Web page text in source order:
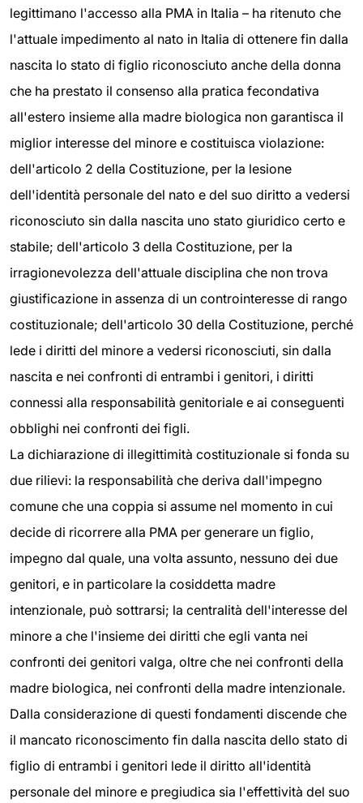
legittimano l'accesso alla PMA in Italia – ha ritenuto che
l'attuale impedimento al nato in Italia di ottenere fin dalla
nascita lo stato di figlio riconosciuto anche della donna
che ha prestato il consenso alla pratica fecondativa
all'estero insieme alla madre biologica non garantisca il
miglior interesse del minore e costituisca violazione:
dell'articolo 2 della Costituzione, per la lesione
dell'identità personale del nato e del suo diritto a vedersi
riconosciuto sin dalla nascita uno stato giuridico certo e
stabile; dell'articolo 3 della Costituzione, per la
irragionevolezza dell'attuale disciplina che non trova
giustificazione in assenza di un controinteresse di rango
costituzionale; dell'articolo 30 della Costituzione, perché
lede i diritti del minore a vedersi riconosciuti, sin dalla
nascita e nei confronti di entrambi i genitori, i diritti
connessi alla responsabilità genitoriale e ai conseguenti
obblighi nei confronti dei figli.
La dichiarazione di illegittimità costituzionale si fonda su
due rilievi: la responsabilità che deriva dall'impegno
comune che una coppia si assume nel momento in cui
decide di ricorrere alla PMA per generare un figlio,
impegno dal quale, una volta assunto, nessuno dei due
genitori, e in particolare la cosiddetta madre
intenzionale, può sottrarsi; la centralità dell'interesse del
minore a che l'insieme dei diritti che egli vanta nei
confronti dei genitori valga, oltre che nei confronti della
madre biologica, nei confronti della madre intenzionale.
Dalla considerazione di questi fondamenti discende che
il mancato riconoscimento fin dalla nascita dello stato di
figlio di entrambi i genitori lede il diritto all'identità
personale del minore e pregiudica sia l'effettività del suo